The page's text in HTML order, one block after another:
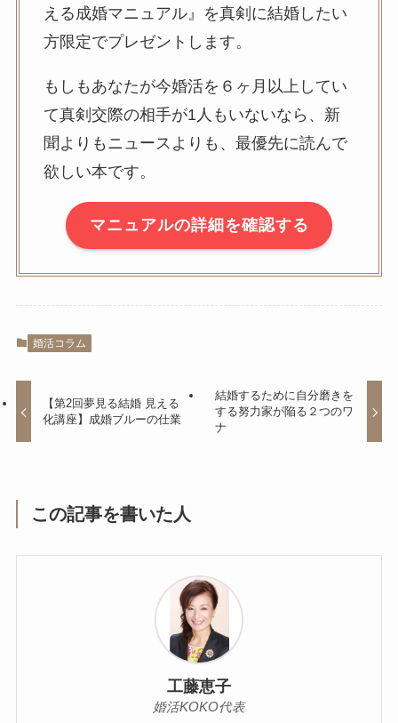
える成婚マニュアル』を真剣に結婚したい
方限定でプレゼントします。
もしもあなたが今婚活を６ヶ月以上してい
て真剣交際の相手が1人もいないなら、新
聞よりもニュースよりも、最優先に読んで
欲しい本です。
マニュアルの詳細を確認する
婚活コラム
【第2回夢見る結婚 見える
化講座】成婚ブルーの仕業
結婚するために自分磨きを
する努力家が陥る２つのワ
ナ
この記事を書いた人
工藤恵子
婚活KOKO代表